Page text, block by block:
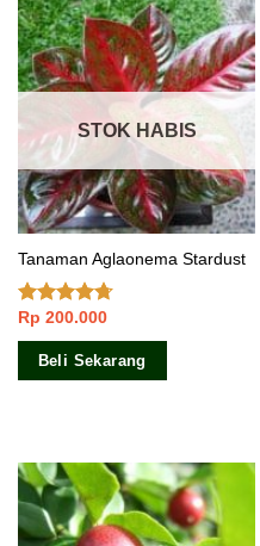
STOK HABIS
Tanaman Aglaonema Stardust
Dinilai
4.40dari 5
Rp 200.000
Beli Sekarang